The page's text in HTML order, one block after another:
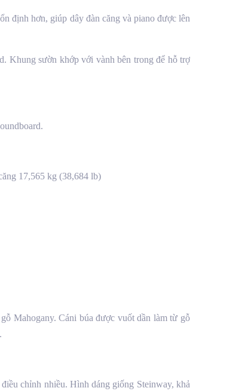
định hơn, giúp dây đàn căng và piano được lên
Khung sườn khớp với vành bên trong để hỗ trợ
17,565 kg (38,684 lb)
Mahogany. Cáni búa được vuốt dần làm từ gỗ
chỉnh nhiều. Hình dáng giống Steinway, khả